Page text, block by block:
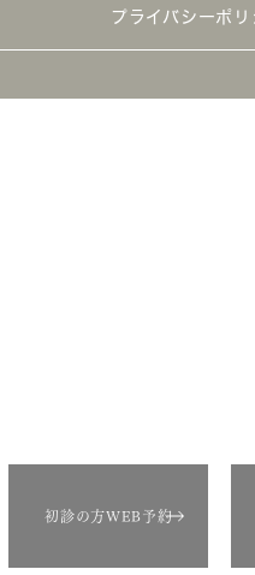
プライバシーポリ
初診の方WEB予約